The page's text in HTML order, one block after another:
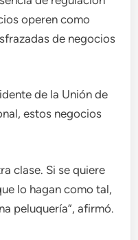
operen como
de negocios
de la Unión de
estos negocios
clase. Si se quiere
lo hagan como tal,
peluquería”, afirmó.